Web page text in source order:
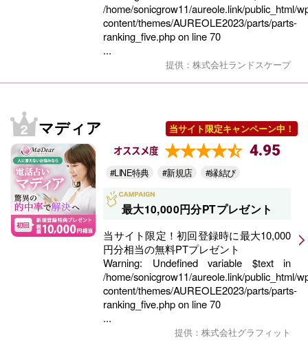
/home/sonicgrow11/aureole.link/public_html/
content/themes/AUREOLE2023/parts/parts-
ranking_five.phpon line70
...
提供：株式会社ランドスケープ
マディア 当サイト限定キャンペーン中！
オススメ度 4.95
#LINE特典 #新規店 #縁結び
最大10,000円分PTプレゼント
当サイト限定！初回登録時に最大10,000
円分相当の無料PTプレゼント
Warning: Undefined variable $text in
/home/sonicgrow11/aureole.link/public_html/
content/themes/AUREOLE2023/parts/parts-
ranking_five.phpon line70
...
提供：株式会社グラフィット